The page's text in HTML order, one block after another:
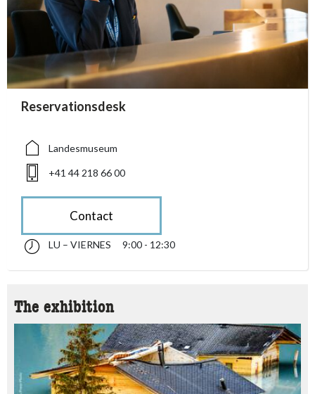
accessibility.sr-only.person_card_info
Reservationsdesk
accessibility.sr-only.museum
Landesmuseum
accessibility.sr-only.phone
+41 44 218 66 00
Contact
accessibility.sr-only.opening_hours
lunes till viernes 09:00 - 12:30
LU – VIERNES 9:00 - 12:30
The exhibition